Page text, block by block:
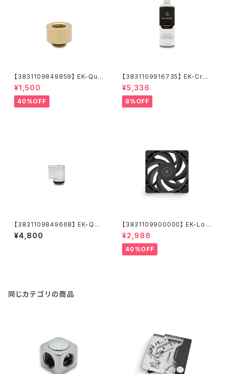
【3831109849859】 EK-Qua
ntum Torque Extender Stat
ic MF 14 - Gold
¥1,500
40%OFF
【3831109916735】 EK-Cryo
Fuel Space Black (Premix 1
000mL)
¥5,336
8%OFF
【3831109849668】 EK-Qua
ntum Torque Micro Rotary
90° - Nickel
¥4,800
【3831109900000】 EK-Loo
p Fan FPT 120 - Black (550
-2300rpm)
¥2,988
40%OFF
同じカテゴリの商品